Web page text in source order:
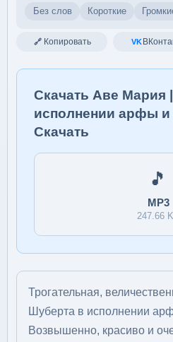
Без слов
Короткие
🔗 Копировать VK
Скачать Аве Мария
исполнении арфы и
Скачать
🎵
MP3
247.66
Трогательная,
Шуберта в исполнении
Возвышенно, красиво и